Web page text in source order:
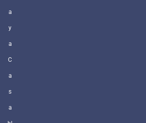
a
y
a
C
a
s
a